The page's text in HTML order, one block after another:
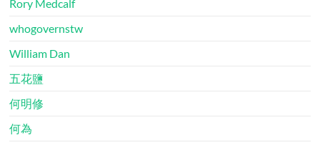
Rory Medcalf
whogovernstw
William Dan
五花鹽
何明修
何為